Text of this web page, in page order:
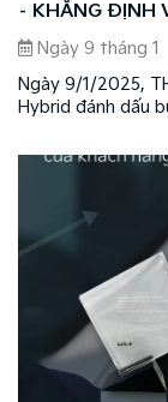
– KHẲNG ĐỊNH
CÔNG NGHỆ
Ngày 9 tháng 1
Ngày 9/1/2025,
Hybrid đánh dấu
với công nghệ
khẳng định vị thế